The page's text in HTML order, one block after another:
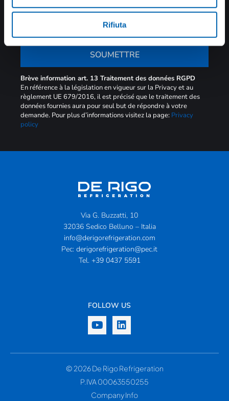
Rifiuta
SOUMETTRE
Brève information art. 13 Traitement des données RGPD
En référence à la législation en vigueur sur la Privacy et au
règlement UE 679/2016, il est précisé que le traitement des
données fournies aura pour seul but de répondre à votre
demande. Pour plus d’informations visitez la page: Privacy
policy
Via G. Buzzatti, 10
32036 Sedico Belluno – Italia
info@derigorefrigeration.com
Pec: derigorefrigeration@pec.it
Tel. +39 0437 5591
FOLLOW US
© 2026 De Rigo Refrigeration
P.IVA 00063550255
Company Info